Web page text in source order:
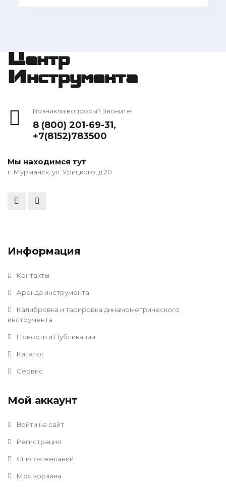
Центр
Инструмента
Возникли вопросы? Звоните!
8 (800) 201-69-31,
+7(8152)783500
Мы находимся тут
г. Мурманск, ул. Урицкого, д 20
Информация
Контакты
Аренда инструмента
Калибровка и тарировка динамометрического
инструмента
Новости и Публикации
Каталог
Сервис
Мой аккаунт
Войти на сайт
Регистрация
Список желаний
Моя корзина